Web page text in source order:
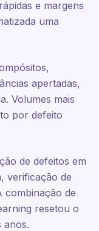
e margens
uma
apertadas,
Volumes mais
por defeito
de defeitos em
verificação de
combinação de
resetou o
anos.